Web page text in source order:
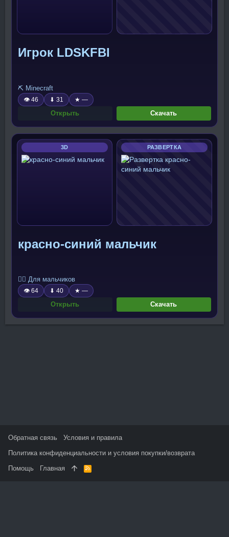
Игрок LDSKFBI
⛏️ Minecraft
👁 46 ⬇ 31 ★ —
Открыть Скачать
3D РАЗВЕРТКА
красно-синий мальчик
🧍‍♂️ Для мальчиков
👁 64 ⬇ 40 ★ —
Открыть Скачать
Обратная связь
Условия и правила
Политика конфиденциальности и условия покупки/возврата
Помощь
Главная
R